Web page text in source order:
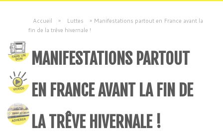
Accueil » Luttes » Manifestations partout en France avant la
fin de la trêve hivernale !
MANIFESTATIONS PARTOUT
EN FRANCE AVANT LA FIN DE
LA TRÊVE HIVERNALE !